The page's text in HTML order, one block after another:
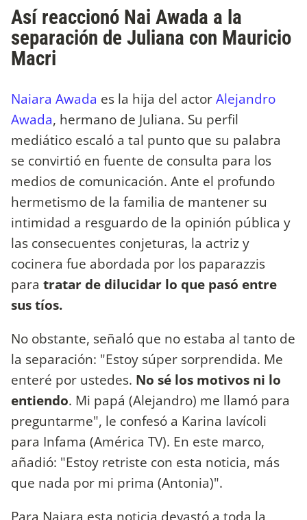
Así reaccionó Nai Awada a la
separación de Juliana con Mauricio
Macri
Naiara Awada es la hija del actorAlejandro
Awada, hermano de Juliana. Su perfil
mediático escaló a tal punto que su palabra
se convirtió en fuente de consulta para los
medios de comunicación. Ante el profundo
hermetismo de la familia de mantener su
intimidad a resguardo de la opinión pública y
las consecuentes conjeturas, la actriz y
cocinera fue abordada por los paparazzis
para tratar de dilucidar lo que pasó entre
sus tíos.
No obstante, señaló que no estaba al tanto de
la separación: "Estoy súper sorprendida. Me
enteré por ustedes. No sé los motivos ni lo
entiendo. Mi papá (Alejandro) me llamó para
preguntarme", le confesó a Karina Iavícoli
para Infama (América TV). En este marco,
añadió: "Estoy retriste con esta noticia, más
que nada por mi prima (Antonia)".
Para Naiara esta noticia devastó a toda la